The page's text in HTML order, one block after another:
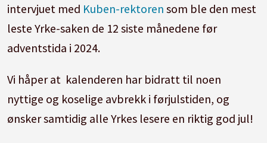
intervjuet med Kuben-rektoren som ble den mest
leste Yrke-saken de 12 siste månedene før
adventstida i 2024.
Vi håper at kalenderen har bidratt til noen
nyttige og koselige avbrekk i førjulstiden, og
ønsker samtidig alle Yrkes lesere en riktig god jul!